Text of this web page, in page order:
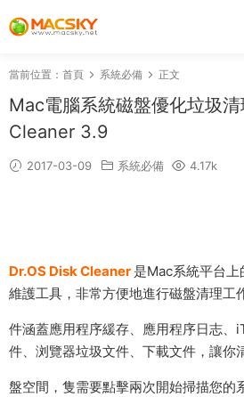
當前位置： 首頁 系統必備 正文
Mac電腦系統磁盤優化垃圾
Cleaner 3.9
2017-03-09 系統必備 4.17k
Dr.OS Disk Cleaner 是Mac系統平台
維護工具，非常方便地進行磁盤清理工
件涵蓋應用程序緩存、應用程序日志、
件、浏覽器垃圾文件、下載文件，讓你
盤空間，隻需要點擊兩次開始掃描您的